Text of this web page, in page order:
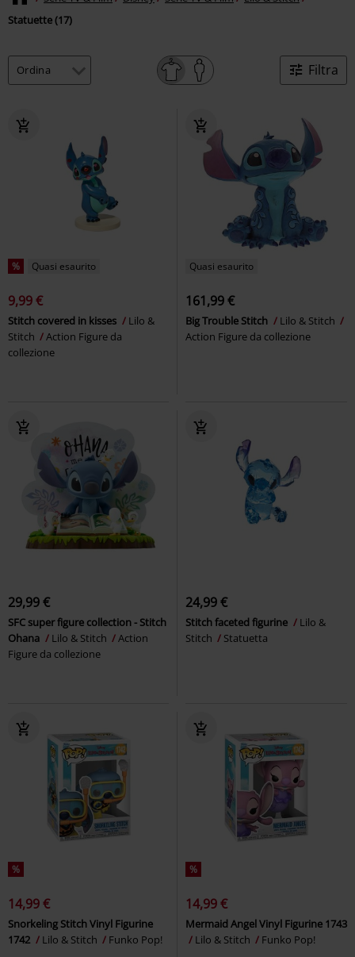
Statuette (17)
Filtra
% Quasi esaurito
9,99 €
Stitch covered in kisses
Lilo &
Stitch
Action Figure da
collezione
Quasi esaurito
161,99 €
Big Trouble Stitch
Lilo & Stitch
Action Figure da collezione
29,99 €
SFC super figure collection - Stitch
Ohana
Lilo & Stitch
Action
Figure da collezione
24,99 €
Stitch faceted figurine
Lilo &
Stitch
Statuetta
%
14,99 €
Snorkeling Stitch Vinyl Figurine
1742
Lilo & Stitch Funko Pop!
%
14,99 €
Mermaid Angel Vinyl Figurine 1743
Lilo & Stitch
Funko Pop!